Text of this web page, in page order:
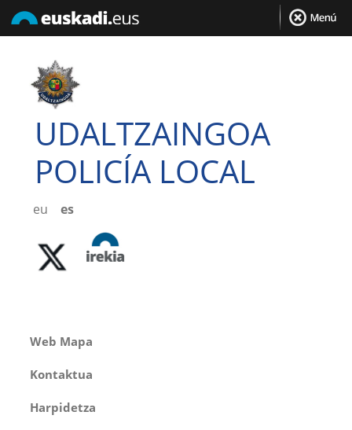
UDALTZAINGOA
POLICÍA LOCAL
eu es
Web Mapa
Kontaktua
Harpidetza